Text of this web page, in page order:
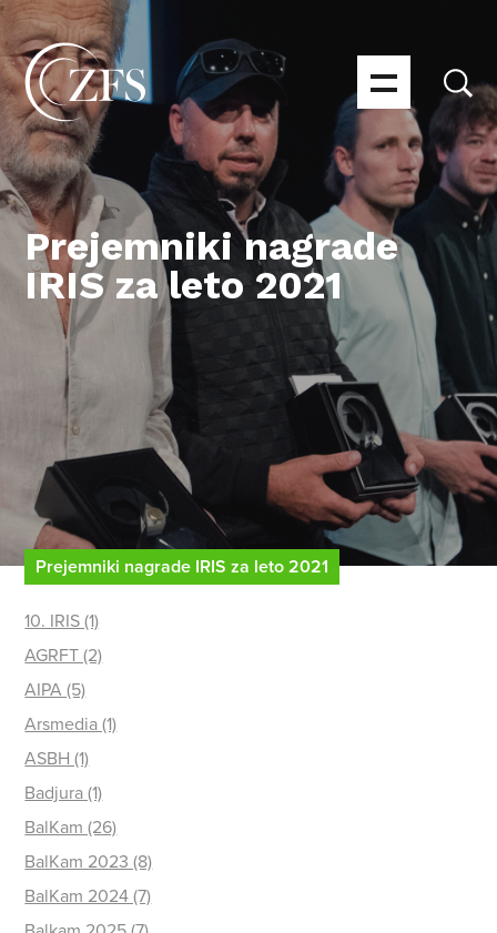
Prejemniki nagrade
IRIS za leto 2021
Prejemniki nagrade IRIS za leto 2021
10. IRIS (1)
AGRFT (2)
AIPA (5)
Arsmedia (1)
ASBH (1)
Badjura (1)
BalKam (26)
BalKam 2023 (8)
BalKam 2024 (7)